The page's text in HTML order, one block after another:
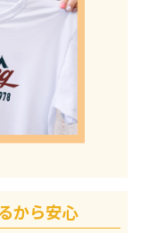
から安心